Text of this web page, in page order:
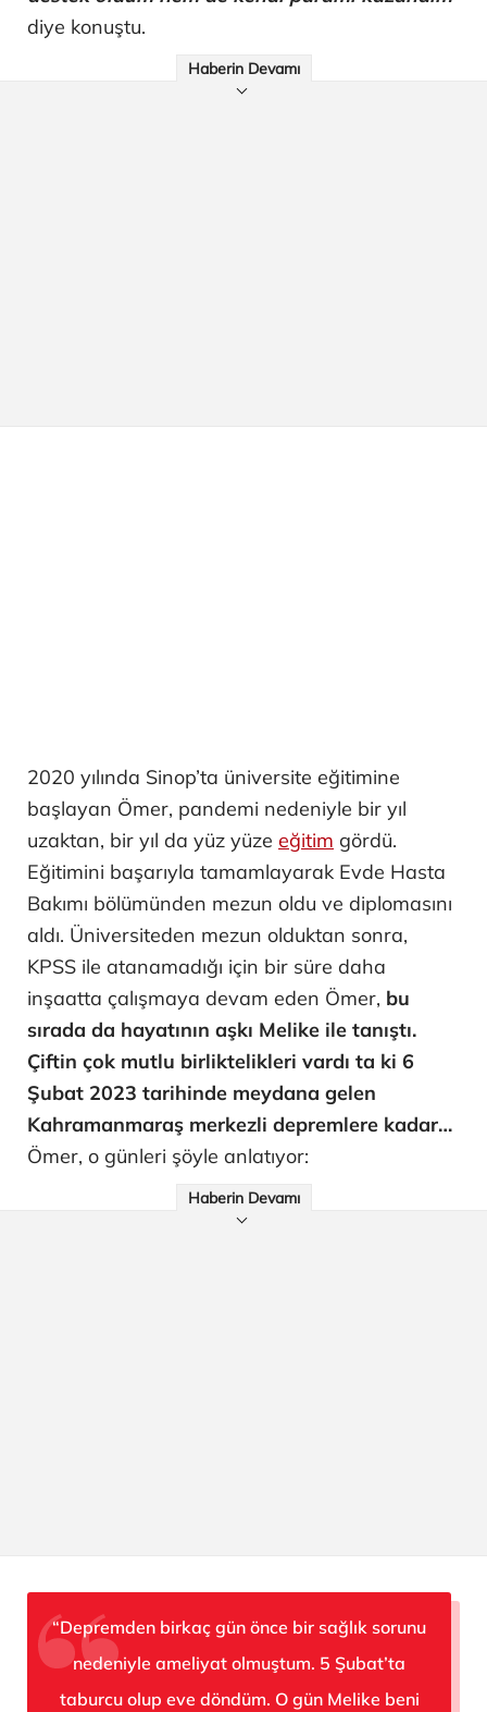
diye konuştu.
Haberin Devamı
2020 yılında Sinop’ta üniversite eğitimine
başlayan Ömer, pandemi nedeniyle bir yıl
uzaktan, bir yıl da yüz yüze eğitim gördü.
Eğitimini başarıyla tamamlayarak Evde Hasta
Bakımı bölümünden mezun oldu ve diplomasını
aldı. Üniversiteden mezun olduktan sonra,
KPSS ile atanamadığı için bir süre daha
inşaatta çalışmaya devam eden Ömer, bu
sırada da hayatının aşkı Melike ile tanıştı.
Çiftin çok mutlu birliktelikleri vardı ta ki 6
Şubat 2023 tarihinde meydana gelen
Kahramanmaraş merkezli depremlere kadar…
Ömer, o günleri şöyle anlatıyor:
Haberin Devamı
“Depremden birkaç gün önce bir sağlık sorunu
nedeniyle ameliyat olmuştum. 5 Şubat’ta
taburcu olup eve döndüm. O gün Melike beni